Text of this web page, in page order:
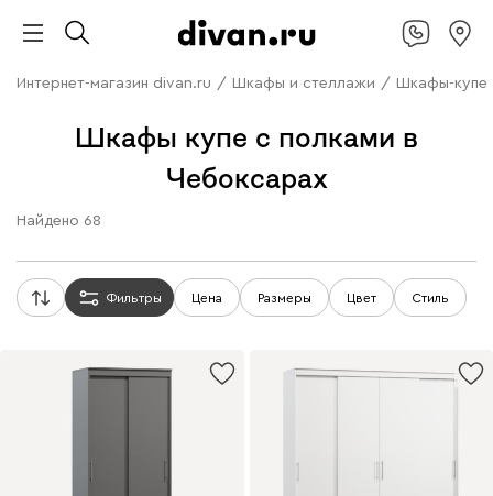
Интернет-магазин divan.ru / Шкафы и стеллажи / Шкафы-купе
Шкафы купе с полками в
Чебоксарах
Найдено 68
Фильтры Цена Размеры Цвет Стиль